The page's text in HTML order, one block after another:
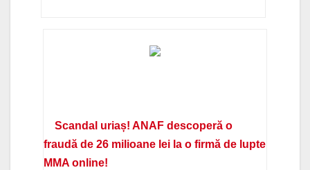
Scandal uriaș! ANAF descoperă o
fraudă de 26 milioane lei la o firmă de lupte
MMA online!